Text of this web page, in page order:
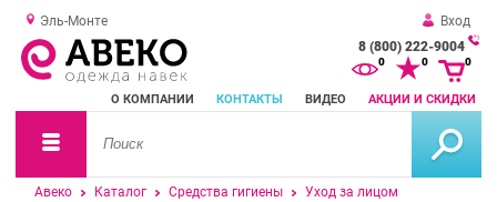
Эль-Монте
Вход
8 (800) 222-9004
О КОМПАНИИ КОНТАКТЫ ВИДЕО АКЦИИ И СКИДКИ
0 0 0
Авеко Каталог Средства гигиены Уход за лицом